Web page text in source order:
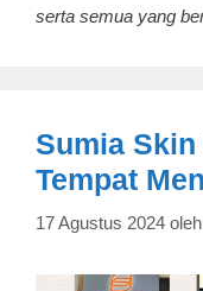
serta semua yang
Sumia
Tempat
17 Agustus 2024 oleh